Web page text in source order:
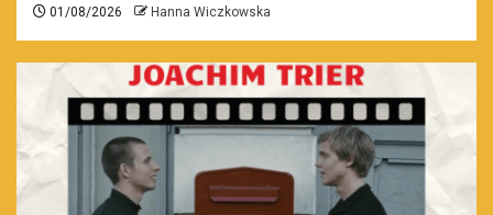
01/08/2026 Hanna Wiczkowska